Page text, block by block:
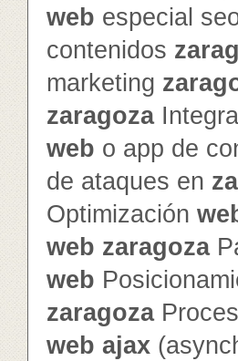
web especial
contenidos
marketing
zaragoza
web o app de
de ataques en
Optimización
web zaragoza
web
zaragoza
web ajax